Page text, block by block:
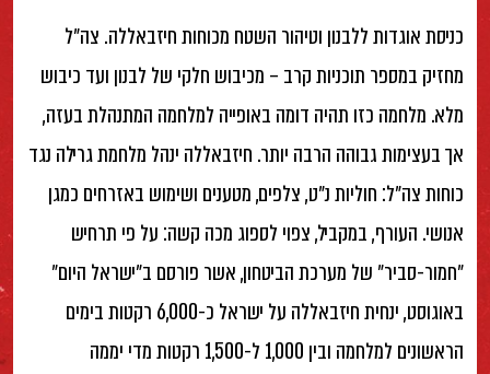
כניסת אוגדות ללבנון וטיהור השטח מכוחות חיזבאללה. צה״ל
מחזיק במספר תוכניות קרב – מכיבוש חלקי של לבנון ועד כיבוש
מלא. מלחמה כזו תהיה דומה באופייה למלחמה המתנהלת בעזה,
אך בעצימות גבוהה הרבה יותר. חיזבאללה ינהל מלחמת גרילה נגד
כוחות צה״ל: חוליות נ״ט, צלפים, מטענים ושימוש באזרחים כמגן
אנושי. העורף, במקביל, צפוי לספוג מכה קשה: על פי תרחיש
״חמור-סביר״ של מערכת הביטחון, אשר פורסם ב״ישראל היום״
באוגוסט, ינחית חיזבאללה על ישראל כ-6,000 רקטות בימים
הראשונים למלחמה ובין 1,000 ל-1,500 רקטות מדי יממה